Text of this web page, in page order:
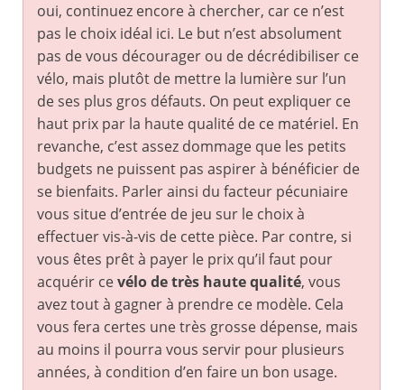
oui, continuez encore à chercher, car ce n’est
pas le choix idéal ici. Le but n’est absolument
pas de vous décourager ou de décrédibiliser ce
vélo, mais plutôt de mettre la lumière sur l’un
de ses plus gros défauts. On peut expliquer ce
haut prix par la haute qualité de ce matériel. En
revanche, c’est assez dommage que les petits
budgets ne puissent pas aspirer à bénéficier de
se bienfaits. Parler ainsi du facteur pécuniaire
vous situe d’entrée de jeu sur le choix à
effectuer vis-à-vis de cette pièce. Par contre, si
vous êtes prêt à payer le prix qu’il faut pour
acquérir cevélo de très haute qualité, vous
avez tout à gagner à prendre ce modèle. Cela
vous fera certes une très grosse dépense, mais
au moins il pourra vous servir pour plusieurs
années, à condition d’en faire un bon usage.